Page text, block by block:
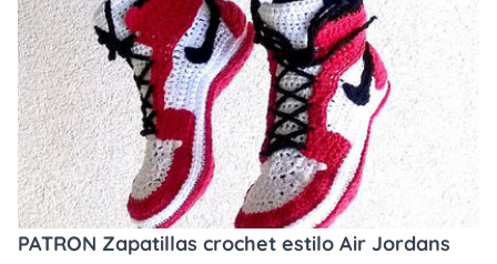
PATRON Zapatillas crochet estilo Air Jordans